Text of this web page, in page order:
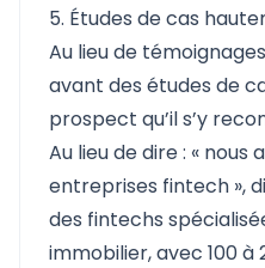
5. Études de cas
Au lieu de
avant des études de
prospect qu’il s’y
Au lieu de dire : « nous
entreprises fintech »,
des fintechs
immobilier, avec 100 à